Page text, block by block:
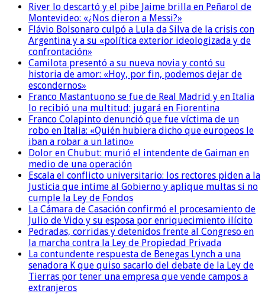
River lo descartó y el pibe Jaime brilla en Peñarol de
Montevideo: «¿Nos dieron a Messi?»
Flávio Bolsonaro culpó a Lula da Silva de la crisis con
Argentina y a su «política exterior ideologizada y de
confrontación»
Camilota presentó a su nueva novia y contó su
historia de amor: «Hoy, por fin, podemos dejar de
escondernos»
Franco Mastantuono se fue de Real Madrid y en Italia
lo recibió una multitud: jugará en Fiorentina
Franco Colapinto denunció que fue víctima de un
robo en Italia: «Quién hubiera dicho que europeos le
iban a robar a un latino»
Dolor en Chubut: murió el intendente de Gaiman en
medio de una operación
Escala el conflicto universitario: los rectores piden a la
Justicia que intime al Gobierno y aplique multas si no
cumple la Ley de Fondos
La Cámara de Casación confirmó el procesamiento de
Julio de Vido y su esposa por enriquecimiento ilícito
Pedradas, corridas y detenidos frente al Congreso en
la marcha contra la Ley de Propiedad Privada
La contundente respuesta de Benegas Lynch a una
senadora K que quiso sacarlo del debate de la Ley de
Tierras por tener una empresa que vende campos a
extranjeros